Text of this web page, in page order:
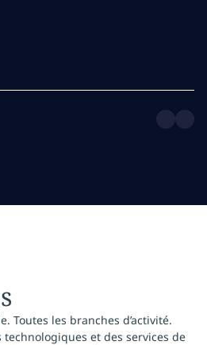
Toutes les branches d’activité.
technologiques et des services de